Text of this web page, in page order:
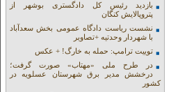
بازدید رئیس کل دادگستری بوشهر از
پتروپالایش کنگان
نشست ریاست دادگاه عمومی بخش سعدآباد
با شهردار وحدتیه +تصاویر
توییت ترامپ: حمله به خارگ! + عکس
در طرح ملی «مهتاب» صورت گرفت؛
درخشش مدیر برق شهرستان عسلویه در
کشور